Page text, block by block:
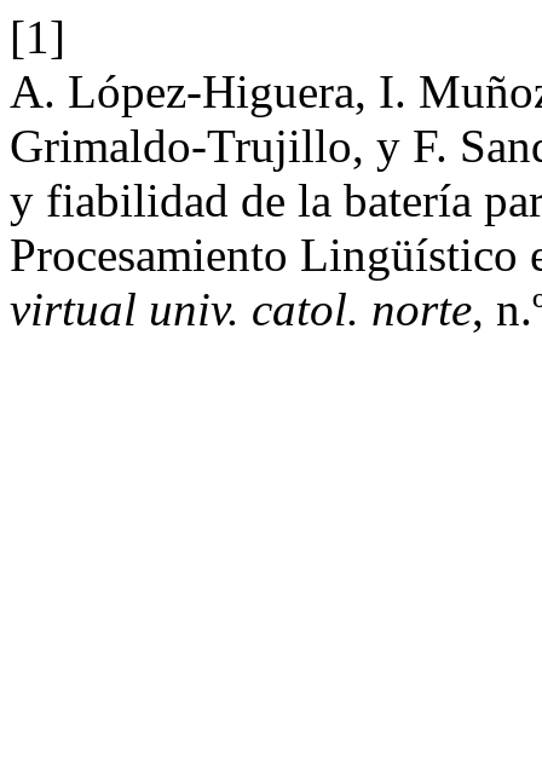
[1]
A. López-Higuera, I.
Grimaldo-Trujillo, y F.
y fiabilidad de la batería
Procesamiento
virtual univ. catol. norte,